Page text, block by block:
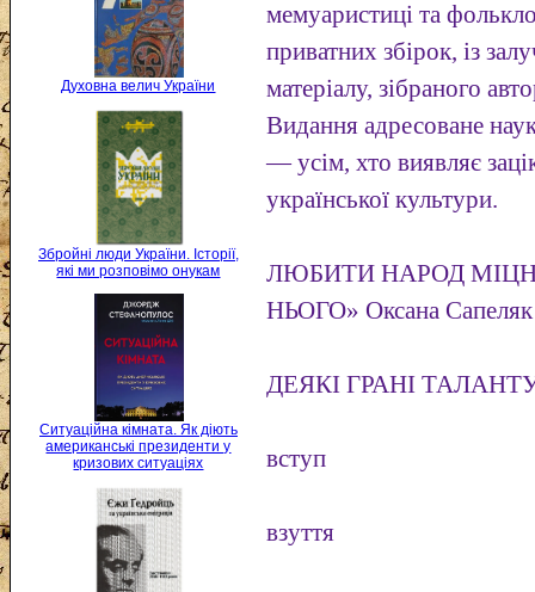
Духовна велич України
Збройні люди України. Історії,
які ми розповімо онукам
Ситуаційна кімната. Як діють
американські президенти у
кризових ситуаціях
мемуаристиці та
приватних збірок, із
матеріалу, зібраного
Видання адресоване
— усім, хто виявляє
української культури.
ЛЮБИТИ НАРОД
НЬОГО» Оксана Сапеляк
ДЕЯКІ ГРАНІ
вступ
взуття